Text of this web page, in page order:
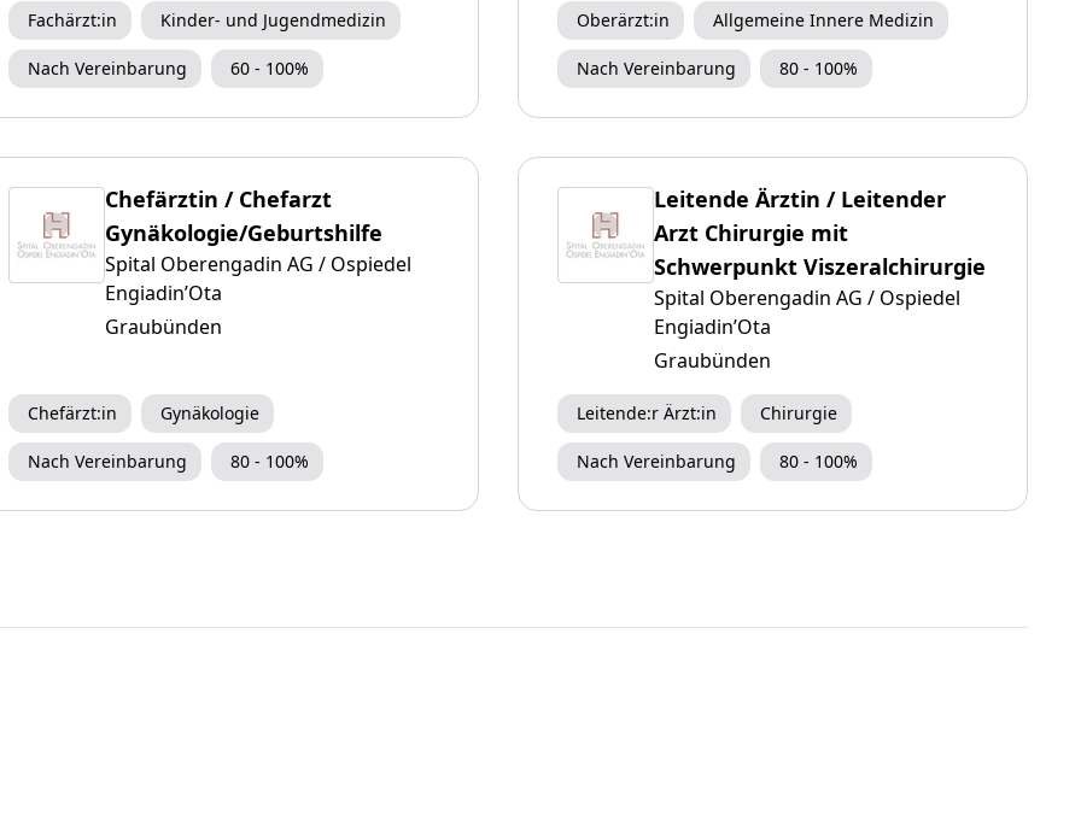
Fachärzt:in Kinder- und Jugendmedizin
Nach Vereinbarung 60 - 100%
Oberärzt:in Allgemeine Innere Medizin
Nach Vereinbarung 80 - 100%
Chefärztin / Chefarzt
Gynäkologie/Geburtshilfe
Spital Oberengadin AG / Ospiedel
Engiadin’Ota
Graubünden
Chefärzt:in Gynäkologie
Nach Vereinbarung 80 - 100%
Leitende Ärztin / Leitender
Arzt Chirurgie mit
Schwerpunkt Viszeralchirurgie
Spital Oberengadin AG / Ospiedel
Engiadin’Ota
Graubünden
Leitende:r Ärzt:in Chirurgie
Nach Vereinbarung 80 - 100%